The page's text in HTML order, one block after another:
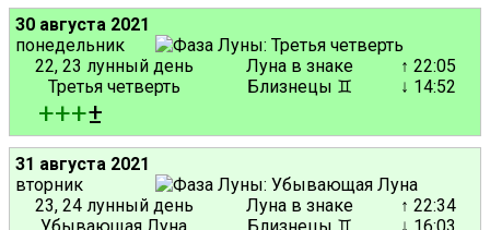
30 августа 2021
понедельник
22, 23 лунный день
Третья четверть
Луна в знаке
Близнецы ♊
↑ 22:05
↓ 14:52
+++±
31 августа 2021
вторник
23, 24 лунный день
Луна в знаке
↑ 22:34